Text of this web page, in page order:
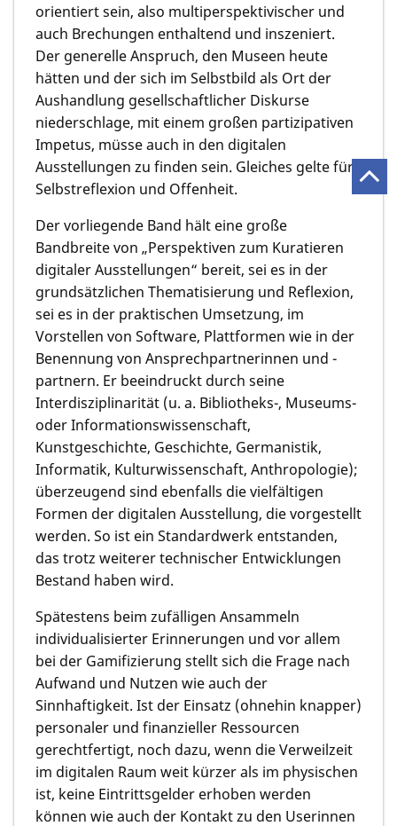
orientiert sein, also multiperspektivischer und
auch Brechungen enthaltend und inszeniert.
Der generelle Anspruch, den Museen heute
hätten und der sich im Selbstbild als Ort der
Aushandlung gesellschaftlicher Diskurse
niederschlage, mit einem großen partizipativen
Impetus, müsse auch in den digitalen
Ausstellungen zu finden sein. Gleiches gelte für
Selbstreflexion und Offenheit.
Der vorliegende Band hält eine große
Bandbreite von „Perspektiven zum Kuratieren
digitaler Ausstellungen“ bereit, sei es in der
grundsätzlichen Thematisierung und Reflexion,
sei es in der praktischen Umsetzung, im
Vorstellen von Software, Plattformen wie in der
Benennung von Ansprechpartnerinnen und -
partnern. Er beeindruckt durch seine
Interdisziplinarität (u. a. Bibliotheks-, Museums-
oder Informationswissenschaft,
Kunstgeschichte, Geschichte, Germanistik,
Informatik, Kulturwissenschaft, Anthropologie);
überzeugend sind ebenfalls die vielfältigen
Formen der digitalen Ausstellung, die vorgestellt
werden. So ist ein Standardwerk entstanden,
das trotz weiterer technischer Entwicklungen
Bestand haben wird.
Spätestens beim zufälligen Ansammeln
individualisierter Erinnerungen und vor allem
bei der Gamifizierung stellt sich die Frage nach
Aufwand und Nutzen wie auch der
Sinnhaftigkeit. Ist der Einsatz (ohnehin knapper)
personaler und finanzieller Ressourcen
gerechtfertigt, noch dazu, wenn die Verweilzeit
im digitalen Raum weit kürzer als im physischen
ist, keine Eintrittsgelder erhoben werden
können wie auch der Kontakt zu den Userinnen